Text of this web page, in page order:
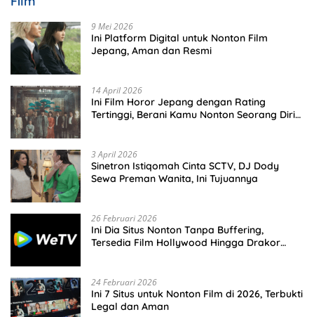
9 Mei 2026
Ini Platform Digital untuk Nonton Film
Jepang, Aman dan Resmi
14 April 2026
Ini Film Horor Jepang dengan Rating
Tertinggi, Berani Kamu Nonton Seorang Diri
3 April 2026
Sinetron Istiqomah Cinta SCTV, DJ Dody
Sewa Preman Wanita, Ini Tujuannya
26 Februari 2026
Ini Dia Situs Nonton Tanpa Buffering,
Tersedia Film Hollywood Hingga Drakor
24 Februari 2026
Ini 7 Situs untuk Nonton Film di 2026, Terbukti
Legal dan Aman